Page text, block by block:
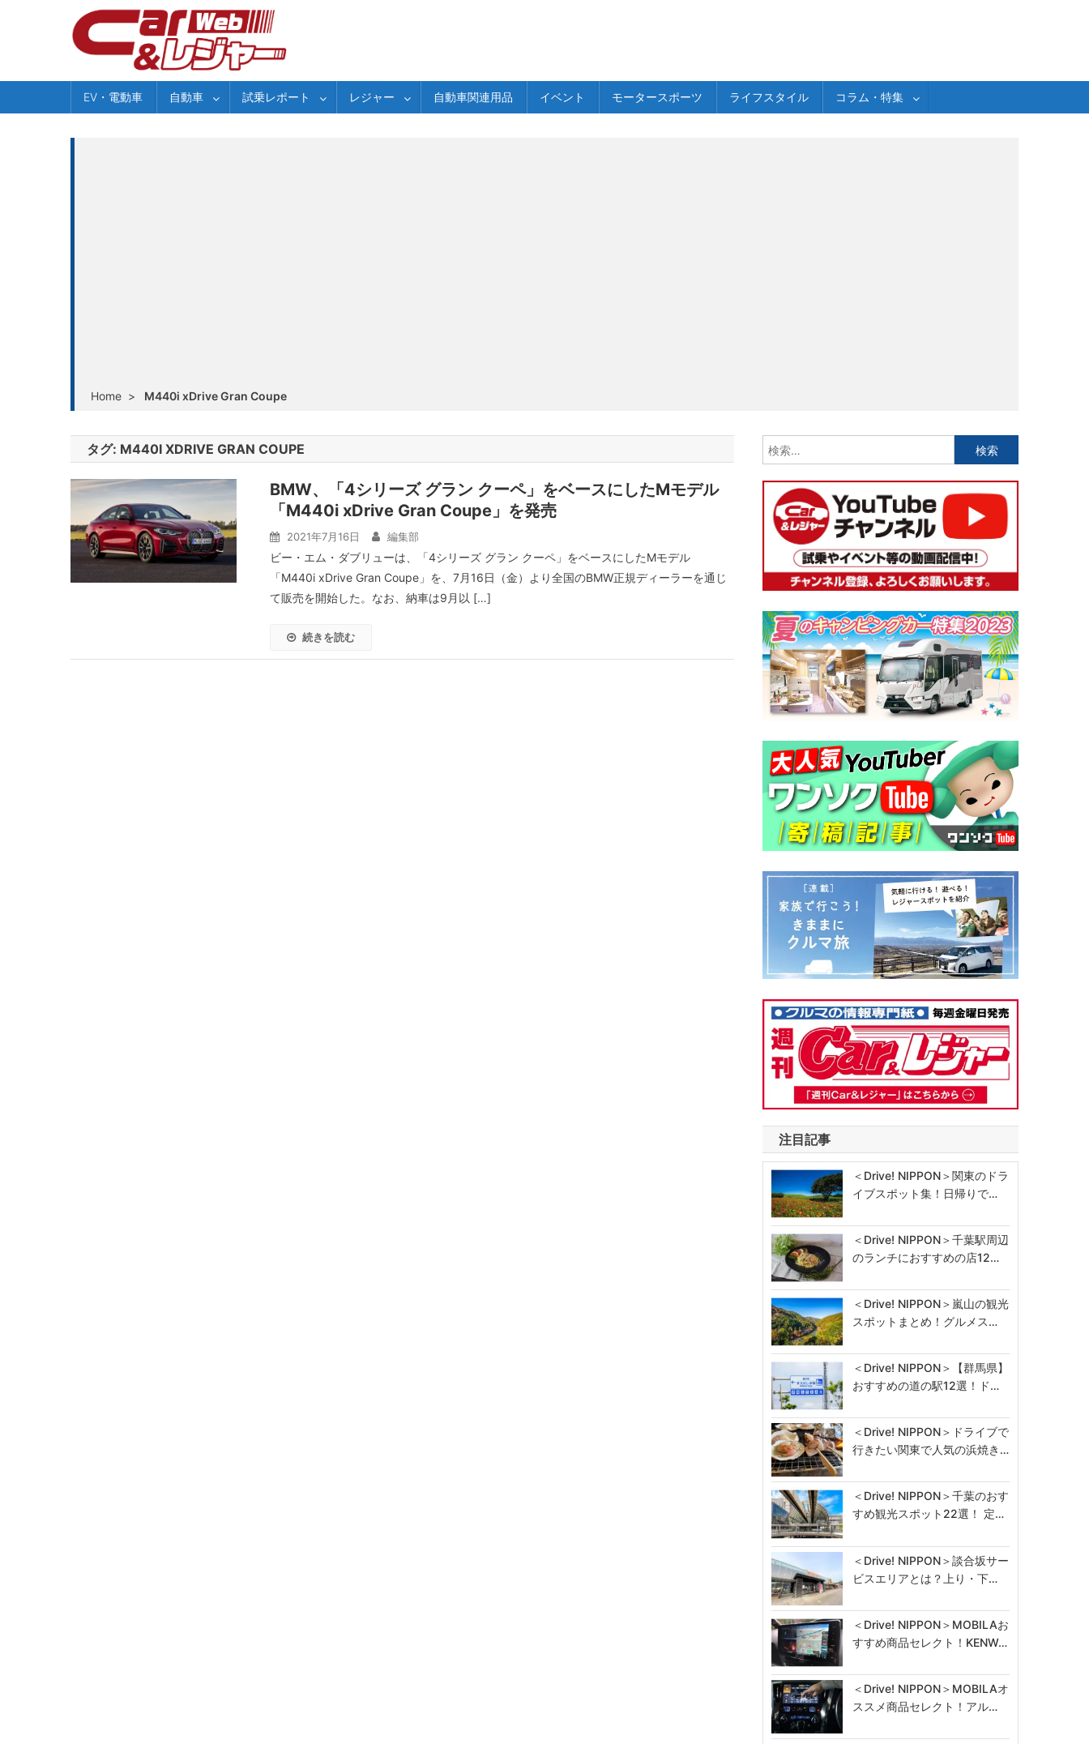
EV・電動車 自動車 試乗レポート レジャー 自動車関連用品 イベント モータースポーツ ライフスタイル コラム・特集
Home > M440i xDrive Gran Coupe
タグ: M440I XDRIVE GRAN COUPE
BMW、「4シリーズ グラン クーペ」をベースにしたMモデル
「M440i xDrive Gran Coupe」を発売
2021年7月16日 編集部
ビー・エム・ダブリューは、「4シリーズ グラン クーペ」をベースにしたMモデル
「M440i xDrive Gran Coupe」を、7月16日（金）より全国のBMW正規ディーラーを通じ
て販売を開始した。なお、納車は9月以 […]
続きを読む
索:
注目記事
＜Drive! NIPPON＞関東のドラ
イブスポット集！日帰りで…
＜Drive! NIPPON＞千葉駅周辺
のランチにおすすめの店12…
＜Drive! NIPPON＞嵐山の観光
スポットまとめ！グルメス…
＜Drive! NIPPON＞【群馬県】
おすすめの道の駅12選！ド…
＜Drive! NIPPON＞ドライブで
行きたい関東で人気の浜焼き…
＜Drive! NIPPON＞千葉のおす
すめ観光スポット22選！ 定…
＜Drive! NIPPON＞談合坂サー
ビスエリアとは？上り・下…
＜Drive! NIPPON＞MOBILAお
すすめ商品セレクト！KENW…
＜Drive! NIPPON＞MOBILAオ
ススメ商品セレクト！アル…